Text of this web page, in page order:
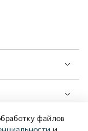
файлов